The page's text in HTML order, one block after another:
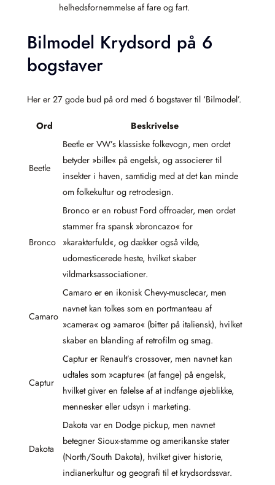
helhedsfornemmelse af fare og fart.
Bilmodel Krydsord på 6
bogstaver
Her er 27 gode bud på ord med 6 bogstaver til ‘Bilmodel’.
Ord Beskrivelse
Beetle
Beetle er VW’s klassiske folkevogn, men ordet
betyder »bille« på engelsk, og associerer til
insekter i haven, samtidig med at det kan minde
om folkekultur og retrodesign.
Bronco
Bronco er en robust Ford offroader, men ordet
stammer fra spansk »broncazo« for
»karakterfuld«, og dækker også vilde,
udomesticerede heste, hvilket skaber
vildmarksassociationer.
Camaro
Camaro er en ikonisk Chevy-musclecar, men
navnet kan tolkes som en portmanteau af
»camera« og »amaro« (bitter på italiensk), hvilket
skaber en blanding af retrofilm og smag.
Captur
Captur er Renault’s crossover, men navnet kan
udtales som »capture« (at fange) på engelsk,
hvilket giver en følelse af at indfange øjeblikke,
mennesker eller udsyn i marketing.
Dakota
Dakota var en Dodge pickup, men navnet
betegner Sioux-stamme og amerikanske stater
(North/South Dakota), hvilket giver historie,
indianerkultur og geografi til et krydsordssvar.